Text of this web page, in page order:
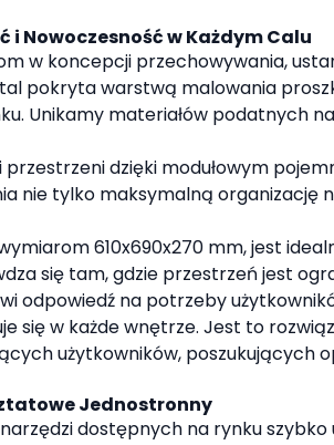
Nowoczesność w Każdym Calu
w koncepcji przechowywania,
pokryta warstwą malowania
Unikamy materiałów podatnych
dzięki modułowym
nie tylko maksymalną organizację
610x690x270 mm, jest
się tam, gdzie przestrzeń jest
odpowiedź na potrzeby
się w każde wnętrze. Jest to
użytkowników,
Jednostronny
dostępnych na rynku